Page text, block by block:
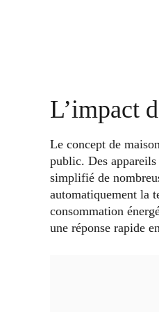
L’impact
Le concept de
public. Des appareils
simplifié de
automatiquement la
consommation
une réponse rapide